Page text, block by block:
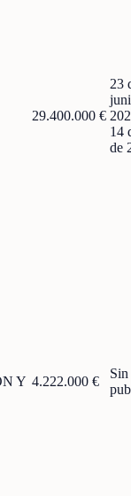
29.400.000 €
23
14
de
Y 4.222.000 €